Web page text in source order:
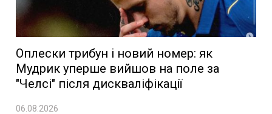
Оплески трибун і новий номер: як
Мудрик уперше вийшов на поле за
"Челсі" після дискваліфікації
06.08.2026